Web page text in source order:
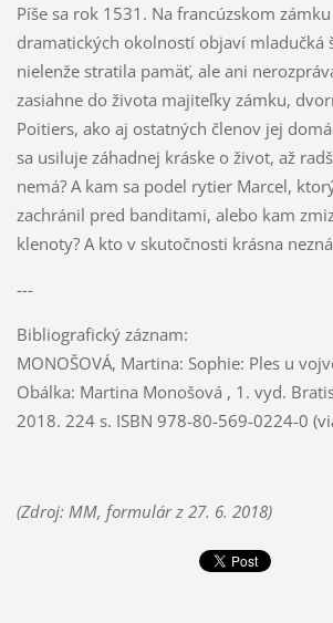
Píše sa rok 1531. Na francúzskom zámku
dramatických okolností objaví mladučká
nielenže stratila pamäť, ale ani
zasiahne do života majiteľky zámku,
Poitiers, ako aj ostatných členov jej
sa usiluje záhadnej kráske o život, až
nemá? A kam sa podel rytier Marcel,
zachránil pred banditami, alebo kam
klenoty? A kto v skutočnosti krásna
---
Bibliografický záznam:
MONOŠOVÁ, Martina: Sophie: Ples u
Obálka: Martina Monošová , 1. vyd.
2018. 224 s. ISBN 978-80-569-0224-0
(Zdroj: MM, formulár z 27. 6. 2018)